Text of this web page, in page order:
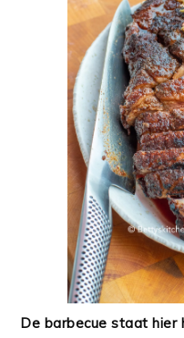
De barbecue staat hier